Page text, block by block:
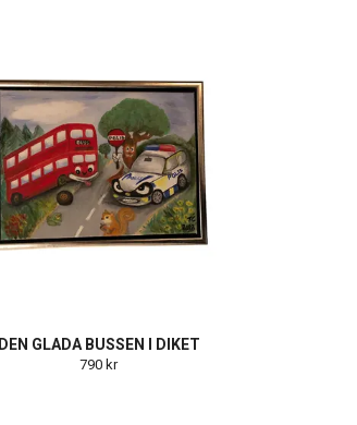
DEN GLADA BUSSEN I DIKET
790 kr